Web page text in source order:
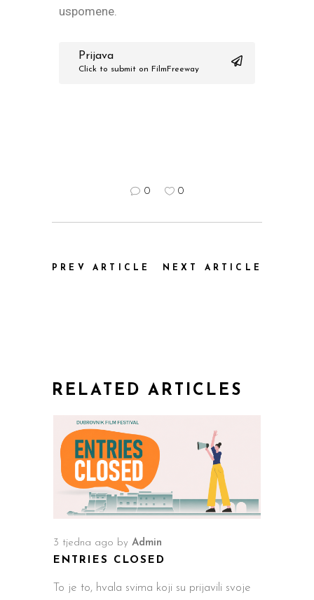
uspomene.
Prijava
Click to submit on FilmFreeway
0 0
PREV ARTICLE NEXT ARTICLE
RELATED ARTICLES
3 tjedna ago by Admin
ENTRIES CLOSED
To je to, hvala svima koji su prijavili svoje